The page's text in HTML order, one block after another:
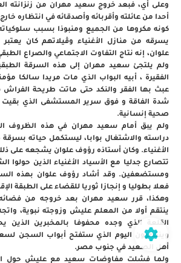
وعلى أي، فبعد خروج سعيد مهران من زنزانته
أحدا من عائلته وأقربائه وأصدقائه في انتظاره
كونه مكروها من الجميع ومنبوذا بسبب سلوكياته
يسرقه من منازل الأغنياء وڤيلاتهم كان
علوان، إنه نتاج التفاوت الاجتماعي والصراع
ولم يلتجئ سعيد مهران إلى هذه السرقة
الفقيرة ، أبيه البواب الذي مات مريدا سالكا
عبث بها الفقر والنكد حتى ماتت طريحة
شدة الفاقة و فوق سرير المستشفى الذي بقيت
صحية إنسانية.
ولم يبق أمام سعيد مهران في هذه الظروف
دراسته والاشتغال بوابا، ليستكمل حياته
الأغنياء. وكان أستاذه رؤوف علوان يشجعه على
تتصارع جدليا مع الأسياد الأغنياء الذين
ومستضعفين. وقد أشاد رؤوف علوان بهذه
فعلا بطوليا و إنجازا ثوريا للقضاء على الطبقة
وهكذا، قرر سعيد مهران بعد خروجه من فضائه
ينتقم أولا من المعلم عليش وزوجته نبوية،
القلعة الذي وجده محفوفا بالمخبرين
وينتظرون اليوم الذي ستفتح أبواب السجن
أهل الصعيد في جنوب مصر.
ولما فشلت مفاوضات سعيد مع عليش حول